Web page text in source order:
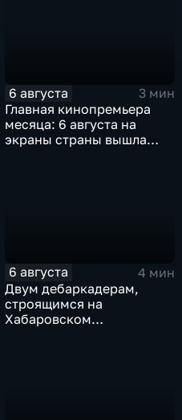
6 августа
3 мин
Главная кинопремьера
месяца: 6 августа на
экраны страны вышла
6 августа
4 мин
Двум дебаркадерам,
строящимся на
Хабаровском